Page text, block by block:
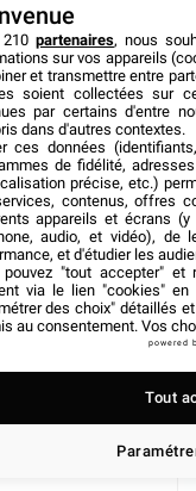
à l’épreuve
frappe
partenaires, nous
sur vos appareils
et transmettre entre
soient collectées sur
par certains d'entre
dans d'autres contextes.
ces données
de fidélité,
précise, etc.)
contenus, offres
appareils et écrans (y
audio, et vidéo), de
et d'étudier les
pouvez "tout accepter" et
via le lien "cookies" en
des choix" détaillés
au consentement. Vos
powered
Tout